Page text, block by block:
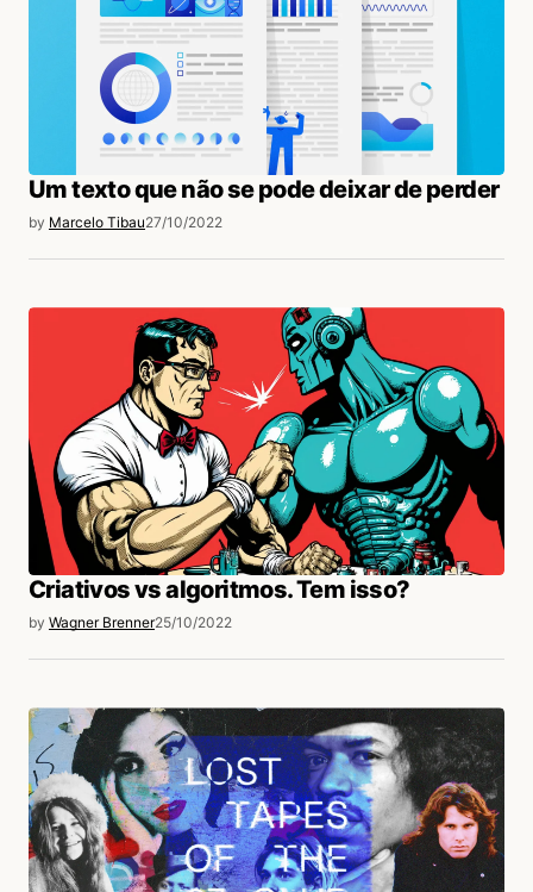
Um texto que não se pode deixar de perder
by Marcelo Tibau27/10/2022
Criativos vs algoritmos. Tem isso?
by Wagner Brenner25/10/2022